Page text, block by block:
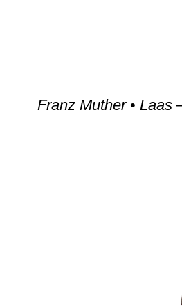
Franz Muther • Laas